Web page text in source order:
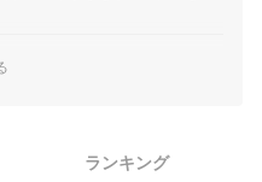
プランを選ぼう
ル品や設備が豊富なジムが便利
ランキング